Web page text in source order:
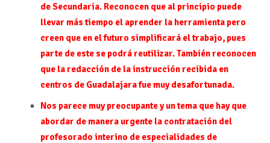
de Secundaria. Reconocen que al principio puede
llevar más tiempo el aprender la herramienta pero
creen que en el futuro simplificará el trabajo, pues
parte de este se podrá reutilizar. También reconocen
que la redacción de la instrucción recibida en
centros de Guadalajara fue muy desafortunada.
Nos parece muy preocupante y un tema que hay que
abordar de manera urgente la contratación del
profesorado interino de especialidades de